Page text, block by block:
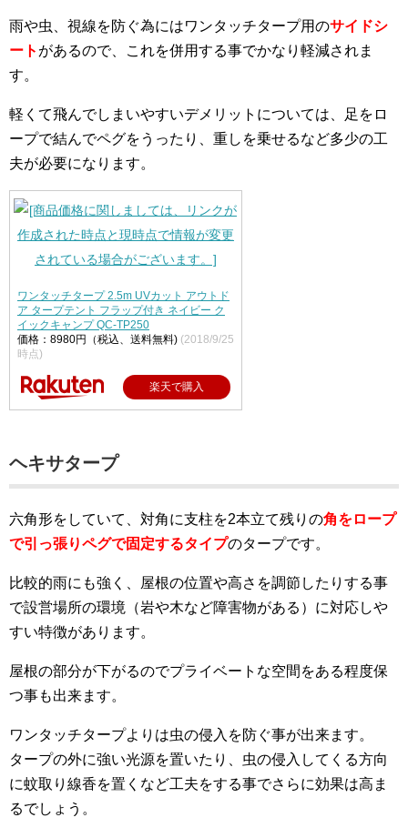
雨や虫、視線を防ぐ為にはワンタッチタープ用のサイドシ
ート があるので、これを併用する事でかなり軽減されま
す。
軽くて飛んでしまいやすいデメリットについては、足をロ
ープで結んでペグをうったり、重しを乗せるなど多少の工
夫が必要になります。
ワンタッチタープ 2.5m UVカット アウトド
ア タープテント フラップ付き ネイビー ク
イックキャンプ QC-TP250
価格：8980円（税込、送料無料) (2018/9/25
時点)
楽天で購入
ヘキサタープ
六角形をしていて、対角に支柱を2本立て残りの角をロープ
で引っ張りペグで固定するタイプのタープです。
比較的雨にも強く、屋根の位置や高さを調節したりする事
で設営場所の環境（岩や木など障害物がある）に対応しや
すい特徴があります。
屋根の部分が下がるのでプライベートな空間をある程度保
つ事も出来ます。
ワンタッチタープよりは虫の侵入を防ぐ事が出来ます。
タープの外に強い光源を置いたり、虫の侵入してくる方向
に蚊取り線香を置くなど工夫をする事でさらに効果は高ま
るでしょう。